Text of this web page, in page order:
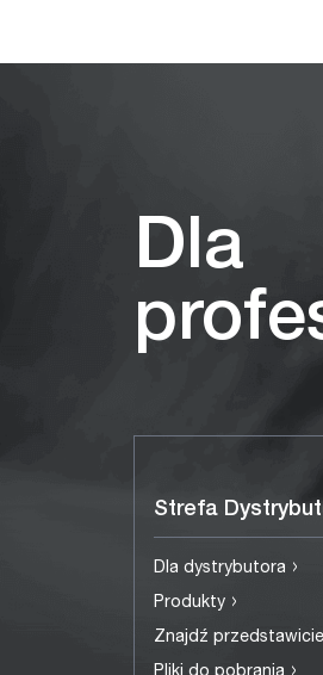
Dla
Strefa
Dla dystrybutora ›
Produkty ›
Znajdź